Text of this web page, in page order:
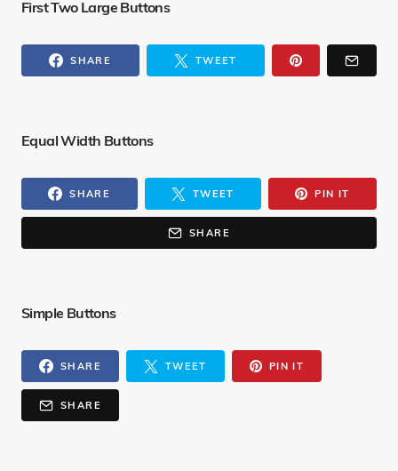
First Two Large Buttons
SHARE TWEET
Equal Width Buttons
SHARE TWEET PIN IT
SHARE
Simple Buttons
SHARE TWEET PIN IT
SHARE